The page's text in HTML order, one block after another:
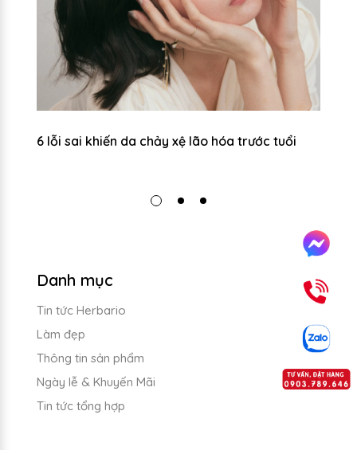
6 lỗi sai khiến da chảy xệ lão hóa trước tuổi
Danh mục
Tin tức Herbario
Làm đẹp
Thông tin sản phẩm
Ngày lễ & Khuyến Mãi
Tin tức tổng hợp